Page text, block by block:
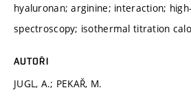
hyaluronan; arginine; interaction;
spectroscopy; isothermal titration
AUTOŘI
JUGL, A.; PEKAŘ, M.